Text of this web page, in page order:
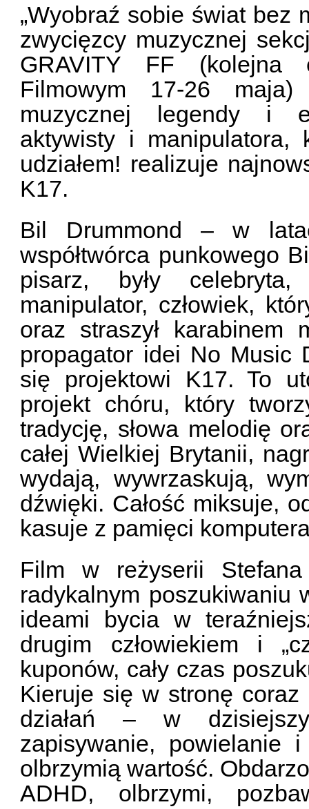
„Wyobraź sobie świat bez
zwycięzcy muzycznej
GRAVITY FF (kolejna
Filmowym 17-26
muzycznej legendy i
aktywisty i
udziałem! realizuje
K17.
Bil Drummond – w
współtwórca punkowego
pisarz, były
manipulator, człowiek,
oraz straszył karabinem
propagator idei No Music
się projektowi K17. To
projekt chóru, który
tradycję, słowa melodię
całej Wielkiej Brytanii,
wydają, wywrzaskują,
dźwięki. Całość miksuje,
kasuje z pamięci
Film w reżyserii
radykalnym poszukiwaniu
ideami bycia w
drugim człowiekiem i
kuponów, cały czas
Kieruje się w stronę coraz
działań – w
zapisywanie, powielanie
olbrzymią wartość.
ADHD, olbrzymi,